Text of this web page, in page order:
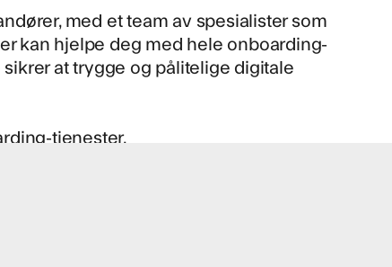
med et team av spesialister som
kan hjelpe deg med hele onboarding-
at trygge og pålitelige digitale
tjenester.